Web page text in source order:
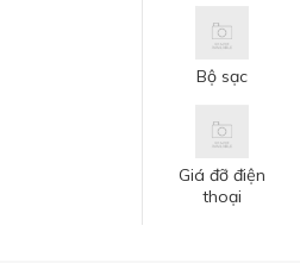
Bộ sạc
Giá đỡ điện
thoại